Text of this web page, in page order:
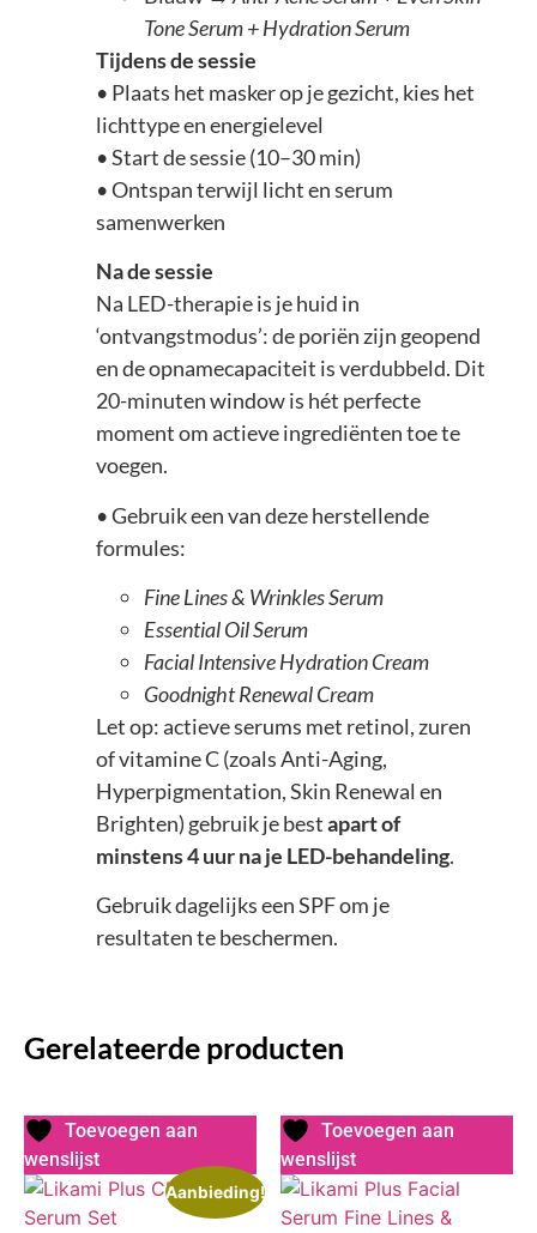
Tone Serum + Hydration Serum
Tijdens de sessie
• Plaats het masker op je gezicht, kies het
lichttype en energielevel
• Start de sessie (10–30 min)
• Ontspan terwijl licht en serum
samenwerken
Na de sessie
Na LED-therapie is je huid in
‘ontvangstmodus’: de poriën zijn geopend
en de opnamecapaciteit is verdubbeld. Dit
20-minuten window is hét perfecte
moment om actieve ingrediënten toe te
voegen.
• Gebruik een van deze herstellende
formules:
Fine Lines & Wrinkles Serum
Essential Oil Serum
Facial Intensive Hydration Cream
Goodnight Renewal Cream
Let op: actieve serums met retinol, zuren
of vitamine C (zoals Anti-Aging,
Hyperpigmentation, Skin Renewal en
Brighten) gebruik je bestapart of
minstens 4 uur na je LED-behandeling.
Gebruik dagelijks een SPF om je
resultaten te beschermen.
Gerelateerde producten
Toevoegen aan
wenslijst
Aanbieding!
Toevoegen aan
wenslijst